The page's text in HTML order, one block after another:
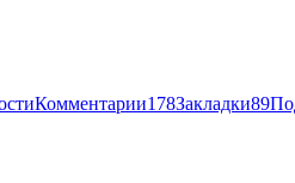
Комментарии178Закладки89